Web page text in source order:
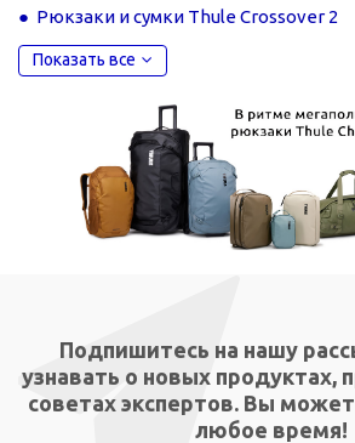
Рюкзаки и сумки Thule Crossover 2
Показать все
Подпишитесь на нашу
узнавать о новых продуктах,
советах экспертов. Вы
любое время!